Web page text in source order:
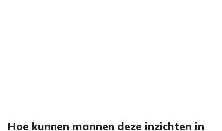
Hoe kunnen mannen deze inzichten in